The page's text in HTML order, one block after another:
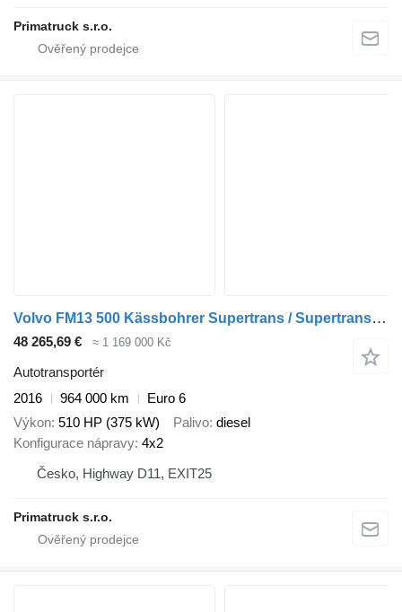
Primatruck s.r.o.
Volvo FM13 500 Kässbohrer Supertrans / Supertrans + přívěs autotransportér
48 265,69 € ≈ 1 169 000 Kč
Autotransportér
2016
964 000 km
Euro 6
Výkon 510 HP (375 kW) Palivo diesel
Konfigurace nápravy 4x2
Česko, Highway D11, EXIT25
Primatruck s.r.o.